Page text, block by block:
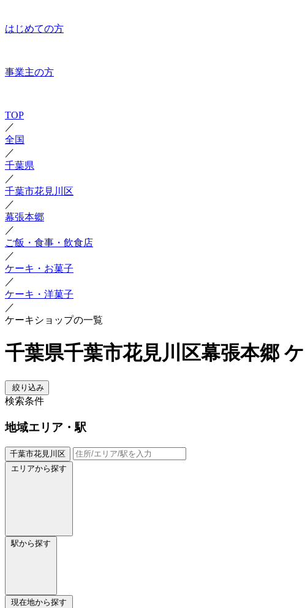
はじめての方
事業主の方
TOP
／
全国
／
千葉県
／
千葉市花見川区
／
幕張本郷
／
ご飯・食事・飲食店
／
ケーキ・お菓子
／
ケーキ・洋菓子
／
ケーキショップの一覧
千葉県千葉市花見川区幕張本郷
絞り込み
検索条件
地域エリア・駅
千葉市花見川区
エリアから探す
駅から探す
現在地から探す